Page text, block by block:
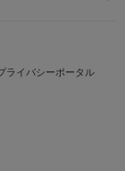
ライバシーポータル